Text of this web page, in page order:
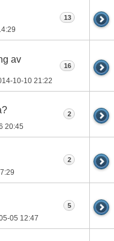
13
av
10-10 21:22
16
20:45
2
2
05 12:47
5